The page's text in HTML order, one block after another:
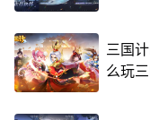
三国
么玩